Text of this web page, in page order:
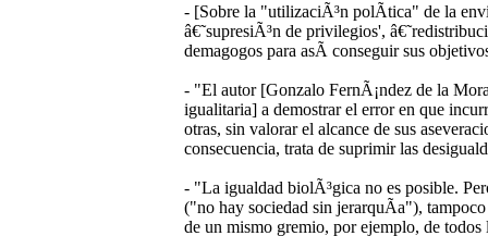
- [Sobre la "utilizaciÃ³n polÃ­tica" de la
â€˜supresiÃ³n de privilegios',
demagogos para asÃ­ conseguir sus
- "El autor [Gonzalo FernÃ¡ndez de la
igualitaria] a demostrar el error en que
otras, sin valorar el alcance de sus
consecuencia, trata de suprimir las
- "La igualdad biolÃ³gica no es posible.
("no hay sociedad sin jerarquÃ­a"),
de un mismo gremio, por ejemplo, de